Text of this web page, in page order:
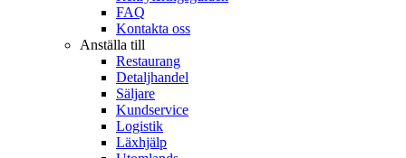
FAQ
Kontakta oss
Anställa till
Restaurang
Detaljhandel
Säljare
Kundservice
Logistik
Läxhjälp